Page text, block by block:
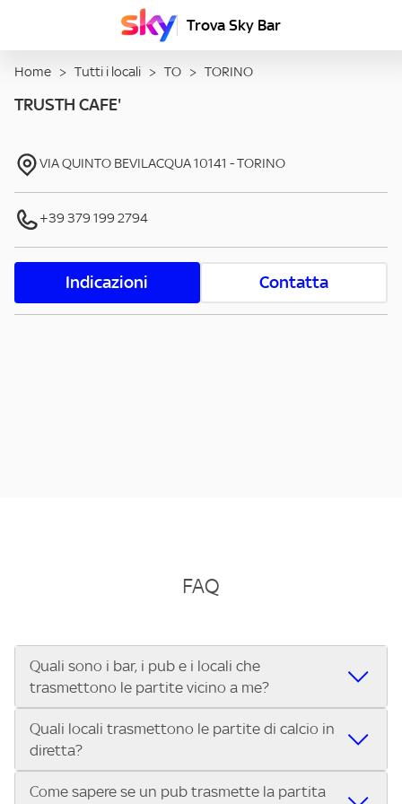
Trova Sky Bar
Home > Tutti i locali > TO > TORINO
TRUSTH CAFE'
VIA QUINTO BEVILACQUA10141 -TORINO
+39 379 199 2794
Indicazioni Contatta
FAQ
Quali sono i bar, i pub e i locali che
trasmettono le partite vicino a me?
Se cerchi un bar, pub, ristorante o locale vicino a te per
vedere le partite di Serie A ENILIVE, la Serie C Sky Wifi, la
UEFA Champions League, la UEFA Europa League, la UEFA
Conference League, il Tennis, la Formula 1®, la MotoGP™ e
Quali locali trasmettono le partite di calcio in
diretta?
Vuoi sapere quali bar, pub o ristoranti mostrano le partite
Come sapere se un pub trasmette la partita